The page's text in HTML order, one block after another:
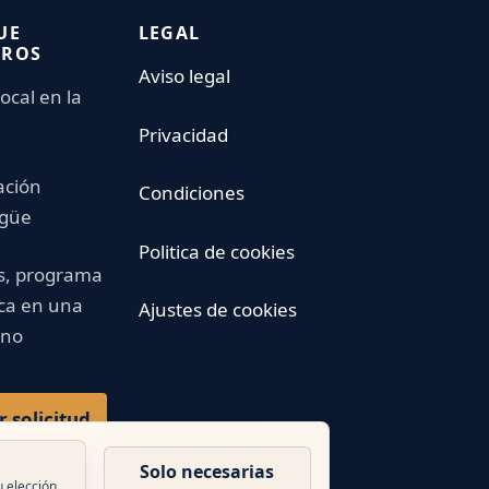
en la
programa
en una
solicitud
LEGAL
Aviso legal
Privacidad
Condiciones
Politica de cookies
Ajustes de cookies
Solo necesarias